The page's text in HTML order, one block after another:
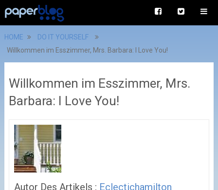
HOME
DO IT YOURSELF
Willkommen im Esszimmer, Mrs. Barbara: I Love You!
Willkommen im Esszimmer, Mrs.
Barbara: I Love You!
Autor Des Artikels : Eclectichamilton